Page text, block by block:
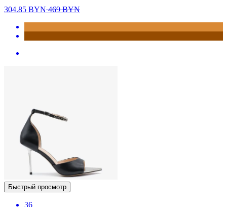
304.85 BYN469BYN
Быстрый просмотр
36